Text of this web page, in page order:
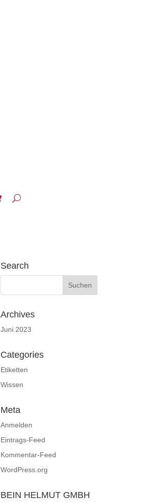
Search
Archives
Juni 2023
Categories
Etiketten
Wissen
Meta
Anmelden
Eintrags-Feed
Kommentar-Feed
WordPress.org
BEIN HELMUT GMBH